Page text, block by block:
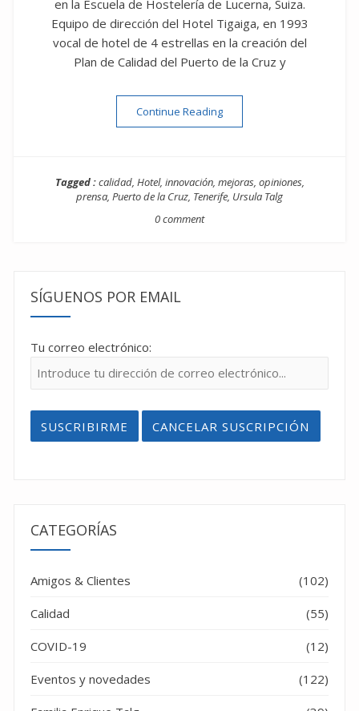
en la Escuela de Hostelería de Lucerna, Suiza.
Equipo de dirección del Hotel Tigaiga, en 1993
vocal de hotel de 4 estrellas en la creación del
Plan de Calidad del Puerto de la Cruz y
Continue Reading““No innovamos más
Tagged :calidad, Hotel, innovación, mejoras, opiniones,
prensa, Puerto de la Cruz, Tenerife, Ursula Talg
0 comment
SÍGUENOS POR EMAIL
Tu correo electrónico:
CATEGORÍAS
Amigos & Clientes (102)
Calidad (55)
COVID-19 (12)
Eventos y novedades (122)